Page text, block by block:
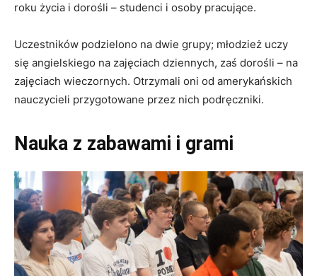
roku życia i dorośli – studenci i osoby pracujące.
Uczestników podzielono na dwie grupy; młodzież uczy
się angielskiego na zajęciach dziennych, zaś dorośli – na
zajęciach wieczornych. Otrzymali oni od amerykańskich
nauczycieli przygotowane przez nich podręczniki.
Nauka z zabawami i grami